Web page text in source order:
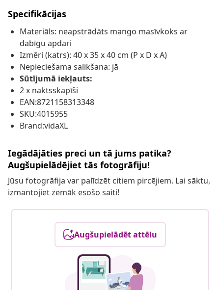
Specifikācijas
Materiāls: neapstrādāts mango masīvkoks ar
dabīgu apdari
Izmēri (katrs): 40 x 35 x 40 cm (P x D x A)
Nepieciešama salikšana: jā
Sūtījumā iekļauts:
2 x naktsskapīši
EAN:8721158313348
SKU:4015955
Brand:vidaXL
Iegādājāties preci un tā jums patika?
Augšupielādējiet tās fotogrāfiju!
Jūsu fotogrāfija var palīdzēt citiem pircējiem. Lai sāktu,
izmantojiet zemāk esošo saiti!
Augšupielādēt attēlu